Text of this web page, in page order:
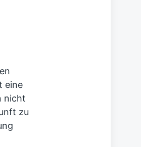
eine
nicht
zu